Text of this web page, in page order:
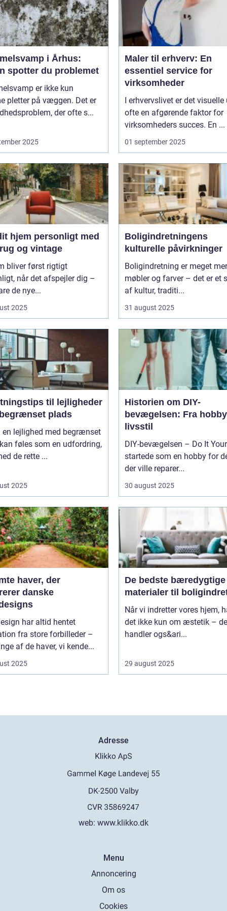
i Århus:
spotter du problemet
er ikke kun
pletter på væggen. Det er
der ofte s...
2025
Maler til erhverv: En
essentiel service for
virksomheder
I erhvervslivet er det
ofte en afgørende faktor for
virksomheders succes. En ...
01 september 2025
hjem personligt med
og vintage
bliver først rigtigt
når det afspejler dig –
de nye...
2025
Boligindretningens
kulturelle påvirkninger
Boligindretning er meget
møbler og farver – det er et
af kultur, traditi...
31 august 2025
til lejligheder
plads
en lejlighed med begrænset
føles som en udfordring,
de rette ...
2025
Historien om DIY-
bevægelsen: Fra
livsstil
DIY-bevægelsen – Do It
startede som en hobby for
der ville reparer...
30 august 2025
haver, der
danske
har altid hentet
fra store forbilleder –
af de haver, vi kende...
2025
De bedste bæredygtige
materialer til
Når vi indretter vores hjem,
det ikke kun om æstetik –
handler ogs&ari...
29 august 2025
Adresse
web: www.klikko.dk
Menu
Annoncering
Om os
Cookies